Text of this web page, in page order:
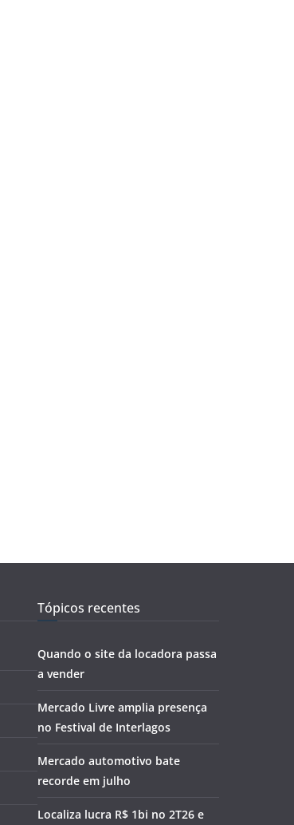
Tópicos recentes
Quando o site da locadora passa
a vender
Mercado Livre amplia presença
no Festival de Interlagos
Mercado automotivo bate
recorde em julho
Localiza lucra R$ 1bi no 2T26 e